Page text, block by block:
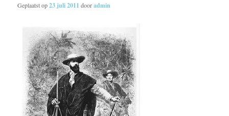
Geplaatst op23 juli 2011 dooradmin